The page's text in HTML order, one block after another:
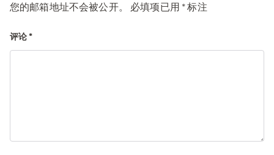
您的邮箱地址不会被公开。 必填项已用 *标注
评论*